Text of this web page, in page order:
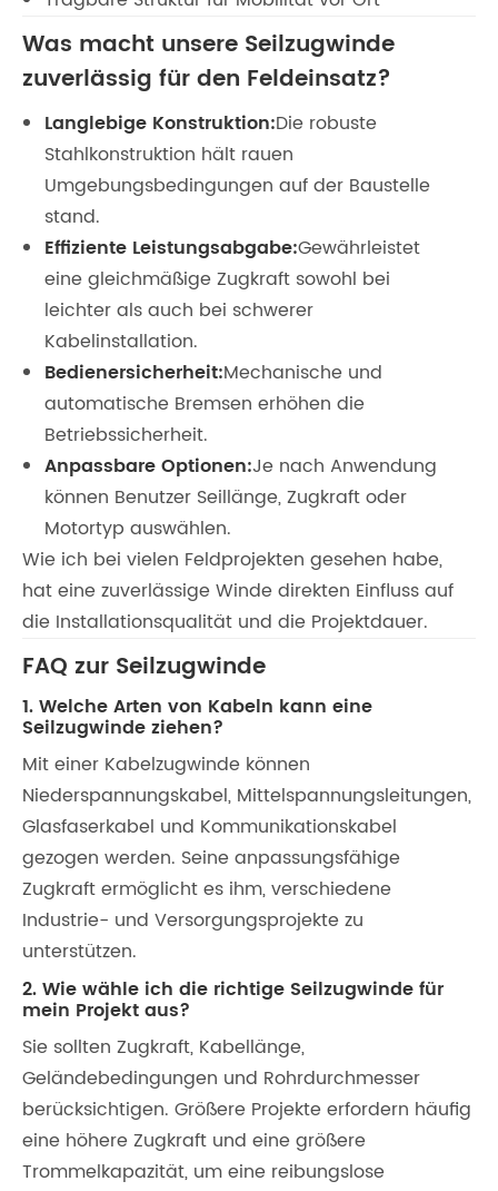
Was macht unsere Seilzugwinde
zuverlässig für den Feldeinsatz?
Langlebige Konstruktion:Die robuste
Stahlkonstruktion hält rauen
Umgebungsbedingungen auf der Baustelle
stand.
Effiziente Leistungsabgabe:Gewährleistet
eine gleichmäßige Zugkraft sowohl bei
leichter als auch bei schwerer
Kabelinstallation.
Bedienersicherheit:Mechanische und
automatische Bremsen erhöhen die
Betriebssicherheit.
Anpassbare Optionen:Je nach Anwendung
können Benutzer Seillänge, Zugkraft oder
Motortyp auswählen.
Wie ich bei vielen Feldprojekten gesehen habe,
hat eine zuverlässige Winde direkten Einfluss auf
die Installationsqualität und die Projektdauer.
FAQ zur Seilzugwinde
1. Welche Arten von Kabeln kann eine
Seilzugwinde ziehen?
Mit einer Kabelzugwinde können
Niederspannungskabel, Mittelspannungsleitungen,
Glasfaserkabel und Kommunikationskabel
gezogen werden. Seine anpassungsfähige
Zugkraft ermöglicht es ihm, verschiedene
Industrie- und Versorgungsprojekte zu
unterstützen.
2. Wie wähle ich die richtige Seilzugwinde für
mein Projekt aus?
Sie sollten Zugkraft, Kabellänge,
Geländebedingungen und Rohrdurchmesser
berücksichtigen. Größere Projekte erfordern häufig
eine höhere Zugkraft und eine größere
Trommelkapazität, um eine reibungslose